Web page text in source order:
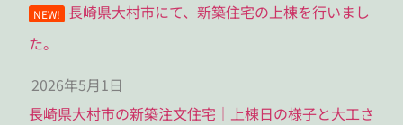
NEW!
長崎県大村市にて、新築住宅の上棟を行いまし
た。
2026年5月1日
長崎県大村市の新築注文住宅｜上棟日の様子と大工さ